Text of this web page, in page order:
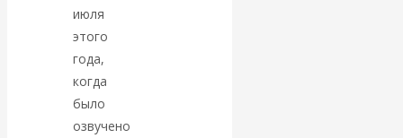
Катасонов.
«Мировые
ростовщики»:
июля
этого
года,
когда
было
озвучено